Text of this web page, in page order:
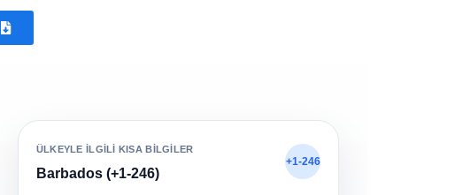
ÜLKEYLE ILGILI KISA BILGILER
Barbados (+1-246)
+1-246